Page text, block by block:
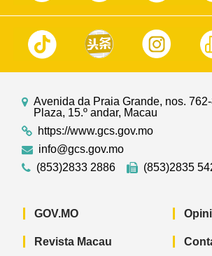
Avenida da Praia Grande, nos.
Plaza, 15.º andar, Macau
https://www.gcs.gov.mo
info@gcs.gov.mo
(853)2833 2886
(853)2835
GOV.MO
Revista Macau